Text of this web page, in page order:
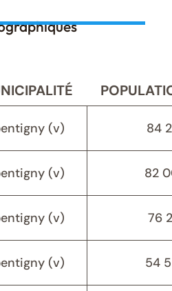
(v) 84
(v) 82
(v) 76
(v) 54